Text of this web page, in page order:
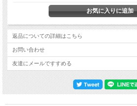
スパイスや伝統的なインドの健康法アーユルヴェー
ノールその他の抗酸化物質を豊富に含み、カフェイ
流れをスムーズにサポートし、カフェインのみで起
アップグレード成分その2:
サンテアニン&#174;
テアニンは緑茶に豊富に含まれるアミノ酸。精神状
ラクゼーション、眠りによる休息をサポートするこ
ェインと一緒に使用することで、数種のタスク遂行
増大、注意力増大などに期待できると考えられてい
こる脳への血液供給の減少を緩和することが出来る
返品についての詳細はこちら
お問い合わせ
友達にメールですすめる